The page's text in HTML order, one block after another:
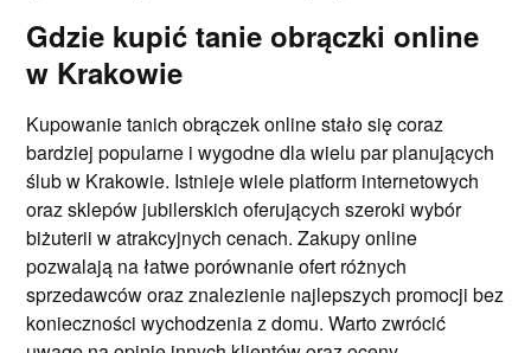
Gdzie kupić tanie obrączki online
w Krakowie
Kupowanie tanich obrączek online stało się coraz
bardziej popularne i wygodne dla wielu par planujących
ślub w Krakowie. Istnieje wiele platform internetowych
oraz sklepów jubilerskich oferujących szeroki wybór
biżuterii w atrakcyjnych cenach. Zakupy online
pozwalają na łatwe porównanie ofert różnych
sprzedawców oraz znalezienie najlepszych promocji bez
konieczności wychodzenia z domu. Warto zwrócić